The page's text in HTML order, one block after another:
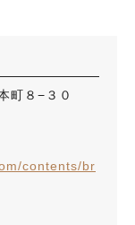
町８−３０
contents/br